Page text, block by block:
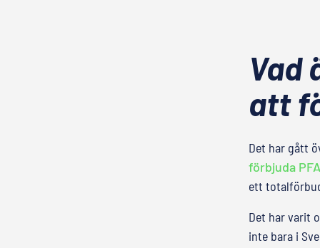
Vad
att
Det har gått
förbjuda
ett
Det har varit
inte bara i